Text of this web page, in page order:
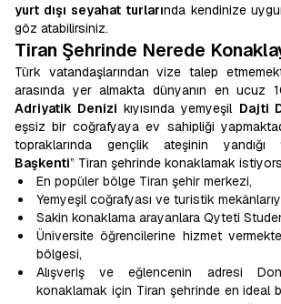
yurt dışı seyahat turlarında kendinize
göz atabilirsiniz.
Tiran Şehrinde Nerede
Türk vatandaşlarından vize talep
arasında yer almakta dünyanın en ucuz
Adriyatik Denizi kıyısında yemyeşil Dajti
eşsiz bir coğrafyaya ev sahipliği
topraklarında gençlik ateşinin yandığı
Başkenti” Tiran şehrinde konaklamak
En popüler bölge Tiran şehir merkezi,
Yemyeşil coğrafyası ve turistik
Sakin konaklama arayanlara Qyteti
Üniversite öğrencilerine hizmet
bölgesi,
Alışveriş ve eğlencenin adresi
konaklamak için Tiran şehrinde en ideal